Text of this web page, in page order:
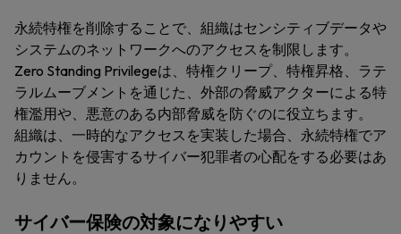
永続特権を削除することで、組織はセンシティブデータや
システムのネットワークへのアクセスを制限します。
Zero Standing Privilegeは、特権クリープ、特権昇格、ラテ
ラルムーブメントを通じた、外部の脅威アクターによる特
権濫用や、悪意のある内部脅威を防ぐのに役立ちます。
組織は、一時的なアクセスを実装した場合、永続特権でア
カウントを侵害するサイバー犯罪者の心配をする必要はあ
りません。
サイバー保険の対象になりやすい